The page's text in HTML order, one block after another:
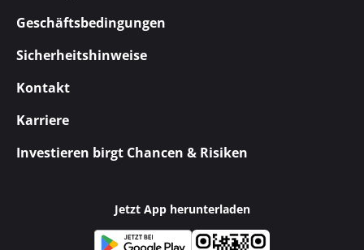
Geschäftsbedingungen
Sicherheitshinweise
Kontakt
Karriere
Investieren birgt Chancen & Risiken
Jetzt App herunterladen